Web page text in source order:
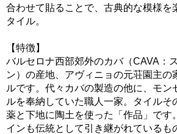
合わせて貼ることで、古典的な模様を
タイル。
【特徴】
バルセロナ西部郊外のカバ（CAVA：
ン）の産地、アヴィニョの元荘園主の
ルです。代々カバの製造の他に、モン
ルを奉納していた職人一家。タイルそ
薬と下地に陶土を使った「作品」です
インも伝統として引き継がれているも